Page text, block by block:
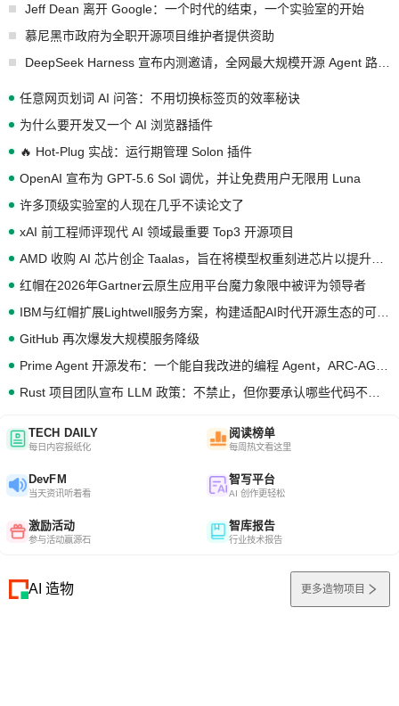
Jeff Dean 离开 Google：一个时代的结束，一个实验室的开始
慕尼黑市政府为全职开源项目维护者提供资助
任意网页划词 AI 问答：不用切换标签页的效率秘诀
为什么要开发又一个 AI 浏览器插件
🔥 Hot-Plug 实战：运行期管理 Solon 插件
OpenAI 宣布为 GPT-5.6 Sol 调优，并让免费用户无限用 Luna
许多顶级实验室的人现在几乎不读论文了
xAI 前工程师评现代 AI 领域最重要 Top3 开源项目
红帽在2026年Gartner云原生应用平台魔力象限中被评为领导者
GitHub 再次爆发大规模服务降级
TECH DAILY
每日内容报纸化
阅读榜单
每周热文看这里
DevFM
当天资讯听着看
智写平台
AI 创作更轻松
激励活动
参与活动赢源石
智库报告
行业技术报告
AI 造物 更多造物项目